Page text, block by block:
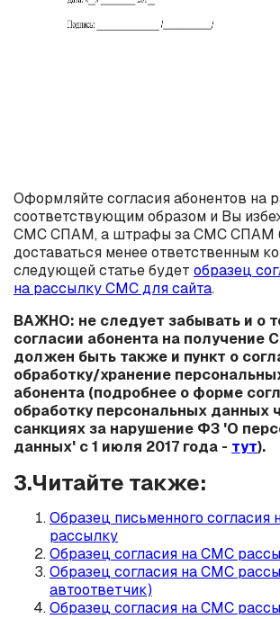
Оформляйте согласия абонентов на
соответствующим образом и Вы
СМС СПАМ, а штрафы за СМС СПАМ
доставаться менее ответственным
следующей статье будет образец
на рассылку СМС для сайта.
ВАЖНО: не следует забывать и о
согласии абонента на
должен быть также и пункт о
обработку/хранение
абонента (подробнее о форме
обработку персональных данных
санкциях за нарушение ФЗ 'О
данных' с 1 июля 2017 года - тут).
3.Читайте также:
Образец письменного
рассылку
Образец согласия на СМС
Образец согласия на СМС
автоответчик)
Образец согласия на СМС